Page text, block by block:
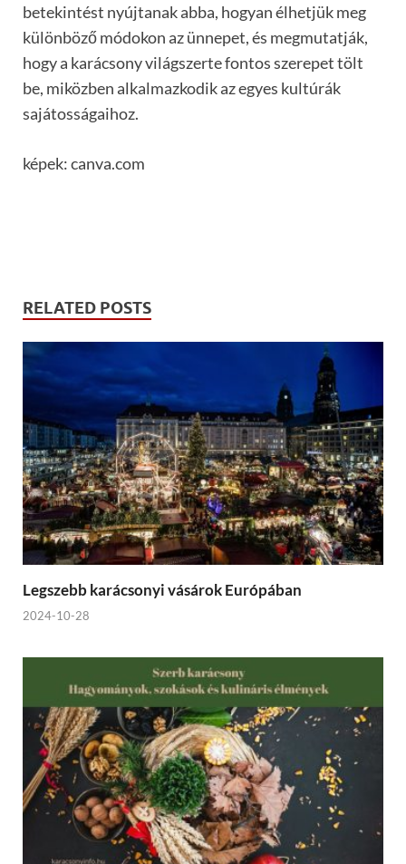
betekintést nyújtanak abba, hogyan élhetjük meg
különböző módokon az ünnepet, és megmutatják,
hogy a karácsony világszerte fontos szerepet tölt
be, miközben alkalmazkodik az egyes kultúrák
sajátosságaihoz.
képek: canva.com
RELATED POSTS
Legszebb karácsonyi vásárok Európában
2024-10-28